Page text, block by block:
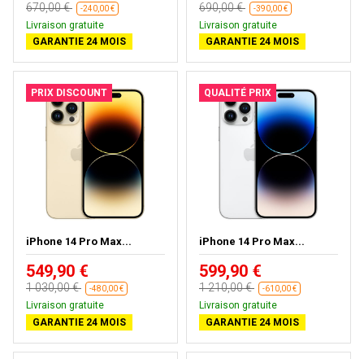
670,00 € -240,00 €
Livraison gratuite
GARANTIE 24 MOIS
690,00 € -390,00 €
Livraison gratuite
GARANTIE 24 MOIS
PRIX DISCOUNT
iPhone 14 Pro Max...
549,90 €
1 030,00 € -480,00 €
Livraison gratuite
GARANTIE 24 MOIS
QUALITÉ PRIX
iPhone 14 Pro Max...
599,90 €
1 210,00 € -610,00 €
Livraison gratuite
GARANTIE 24 MOIS